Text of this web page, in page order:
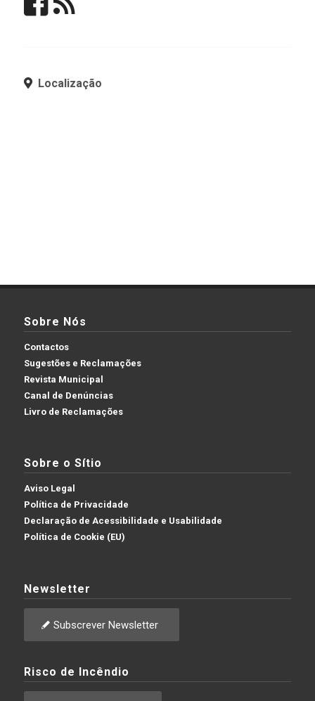
Localização
Sobre Nós
Contactos
Sugestões e Reclamações
Revista Municipal
Canal de Denúncias
Livro de Reclamações
Sobre o Sítio
Aviso Legal
Política de Privacidade
Declaração de Acessibilidade e Usabilidade
Política de Cookie (EU)
Newsletter
Subscrever Newsletter
Risco de Incêndio